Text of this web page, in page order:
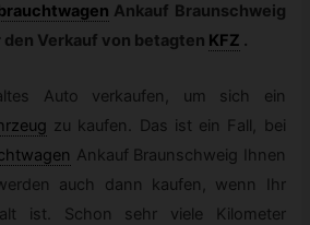
Ankauf Braunschweig
den Verkauf von betagten KFZ .
Auto verkaufen, um sich ein
zu kaufen. Das ist ein Fall, bei
Ankauf Braunschweig Ihnen
auch dann kaufen, wenn Ihr
ist. Schon sehr viele Kilometer